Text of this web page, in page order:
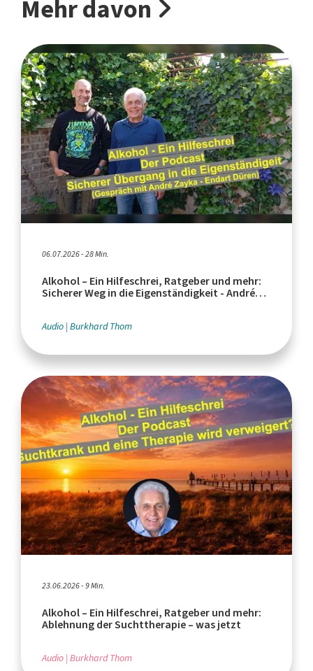
Mehr davon
06.07.2026 - 28 Min.
Alkohol – Ein Hilfeschrei, Ratgeber und mehr:
Sicherer Weg in die Eigenständigkeit - André
Audio Burkhard Thom
23.06.2026 - 9 Min.
Alkohol – Ein Hilfeschrei, Ratgeber und mehr:
Ablehnung der Suchttherapie – was jetzt
Audio Burkhard Thom